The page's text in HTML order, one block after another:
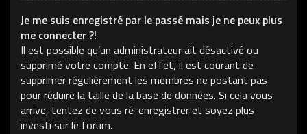
Je me suis enregistré par le passé mais je ne peux plus
me connecter ?!
Il est possible qu’un administrateur ait désactivé ou
supprimé votre compte. En effet, il est courant de
supprimer régulièrement les membres ne postant pas
pour réduire la taille de la base de données. Si cela vous
arrive, tentez de vous ré-enregistrer et soyez plus
investi sur le forum.